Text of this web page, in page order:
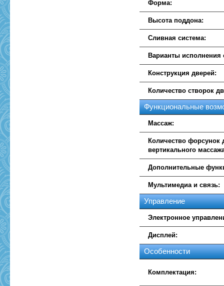
Форма:
Высота поддона:
Сливная система:
Варианты исполнения
Конструкция дверей:
Количество створок
Функциональные
Массаж:
Количество форсунок
вертикального
Дополнительные
Мультимедиа и связь:
Управление
Электронное
Дисплей:
Особенности
Комплектация: